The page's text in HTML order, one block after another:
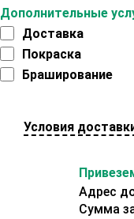
Дополнительные
Доставка
Покраска
Браширование
Условия
Адрес
Сумма